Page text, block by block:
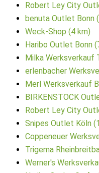
Robert Ley City
benuta Outlet Bonn
Weck-Shop (4 km)
Haribo Outlet Bonn
Milka Werksverkauf
erlenbacher
Merl Werksverkauf
BIRKENSTOCK
Robert Ley City
Snipes Outlet Köln
Coppeneuer
Trigema
Werner's